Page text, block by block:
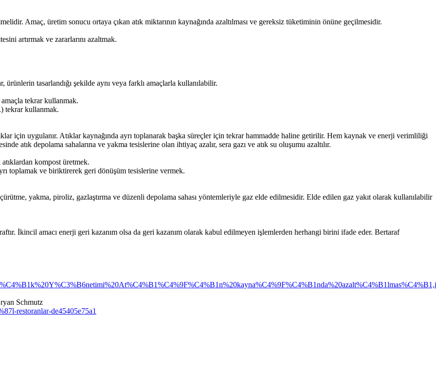
Amaç, üretim sonucu ortaya çıkan atık miktarının kaynağında azaltılması ve gereksiz tüketiminin önüne geçilmesidir.
artırmak ve zararlarını azaltmak.
ürünlerin tasarlandığı şekilde aynı veya farklı amaçlarla kullanılabilir.
tekrar kullanmak.
tekrar kullanmak.
için uygulanır. Atıklar kaynağında ayrı toplanarak başka süreçler için tekrar hammadde haline getirilir. Hem kaynak ve enerji verimliliği
atık depolama sahalarına ve yakma tesislerine olan ihtiyaç azalır, sera gazı ve atık su oluşumu azaltılır.
kompost üretmek.
toplamak ve biriktirerek geri dönüşüm tesislerine vermek.
yakma, piroliz, gazlaştırma ve düzenli depolama sahası yöntemleriyle gaz elde edilmesidir. Elde edilen gaz yakıt olarak kullanılabilir
İkincil amacı enerji geri kazanım olsa da geri kazanım olarak kabul edilmeyen işlemlerden herhangi birini ifade eder. Bertaraf
Schmutz
restoranlar-de45405e75a1